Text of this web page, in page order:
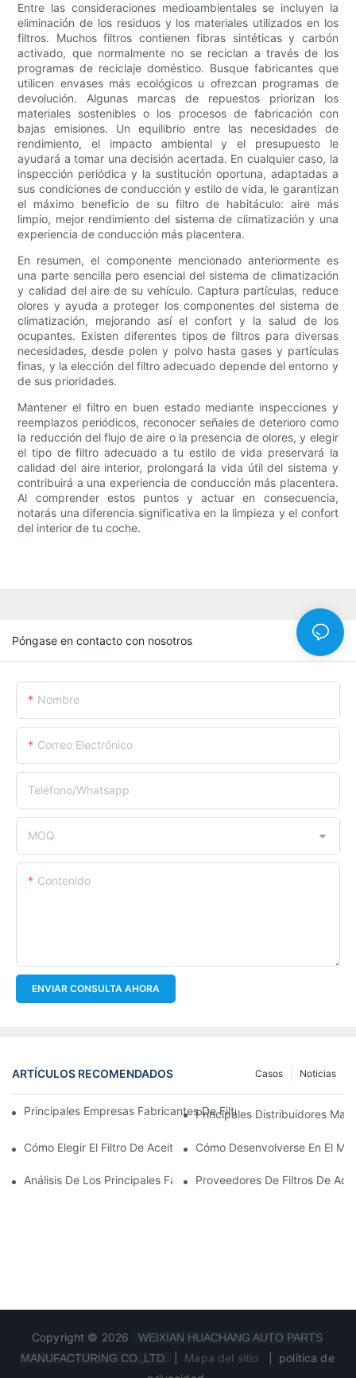
Entre las consideraciones medioambientales se incluyen la
eliminación de los residuos y los materiales utilizados en los
filtros. Muchos filtros contienen fibras sintéticas y carbón
activado, que normalmente no se reciclan a través de los
programas de reciclaje doméstico. Busque fabricantes que
utilicen envases más ecológicos u ofrezcan programas de
devolución. Algunas marcas de repuestos priorizan los
materiales sostenibles o los procesos de fabricación con
bajas emisiones. Un equilibrio entre las necesidades de
rendimiento, el impacto ambiental y el presupuesto le
ayudará a tomar una decisión acertada. En cualquier caso, la
inspección periódica y la sustitución oportuna, adaptadas a
sus condiciones de conducción y estilo de vida, le garantizan
el máximo beneficio de su filtro de habitáculo: aire más
limpio, mejor rendimiento del sistema de climatización y una
experiencia de conducción más placentera.
En resumen, el componente mencionado anteriormente es
una parte sencilla pero esencial del sistema de climatización
y calidad del aire de su vehículo. Captura partículas, reduce
olores y ayuda a proteger los componentes del sistema de
climatización, mejorando así el confort y la salud de los
ocupantes. Existen diferentes tipos de filtros para diversas
necesidades, desde polen y polvo hasta gases y partículas
finas, y la elección del filtro adecuado depende del entorno y
de sus prioridades.
Mantener el filtro en buen estado mediante inspecciones y
reemplazos periódicos, reconocer señales de deterioro como
la reducción del flujo de aire o la presencia de olores, y elegir
el tipo de filtro adecuado a tu estilo de vida preservará la
calidad del aire interior, prolongará la vida útil del sistema y
contribuirá a una experiencia de conducción más placentera.
Al comprender estos puntos y actuar en consecuencia,
notarás una diferencia significativa en la limpieza y el confort
del interior de tu coche.
Póngase en contacto con nosotros
Nombre
Correo Electrónico
Teléfono/whatsapp
MOQ
Contenido
ENVIAR CONSULTA AHORA
ARTÍCULOS RECOMENDADOS Noticias
Casos
Principales Empresas Fabricantes De Filtros De Aceite: Una
Principales Distribuidores
Cómo Elegir El Filtro De Aceite Adecuado Para Su Modelo De
Cómo Desenvolverse En El
Análisis De Los Principales Fabricantes De Filtros De Aceite Y
Proveedores De Filtros De
Copyright © 2026
WEIXIAN HUACHANG AUTO PARTS
MANUFACTURING CO.,LTD.
Mapa del sitio
política de